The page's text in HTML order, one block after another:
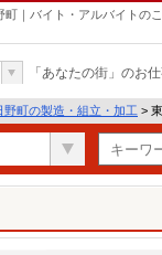
｜バイト・アルバイトの
「あなたの街」のお
野町の製造・組立・加工 >